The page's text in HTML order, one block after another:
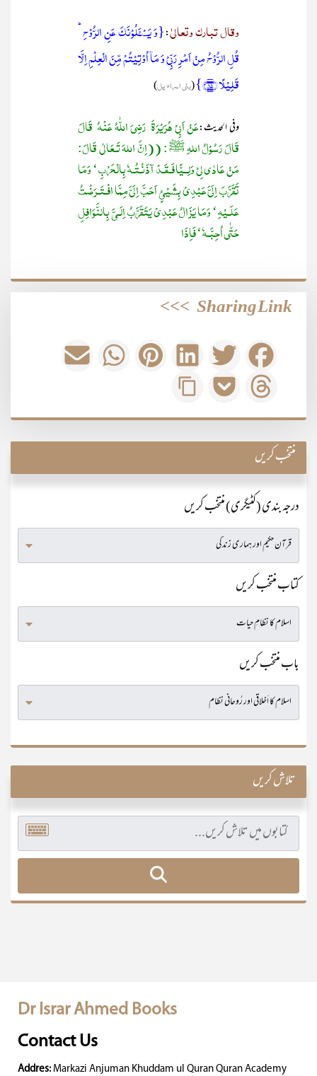
وقال تبارک وتعالیٰ:{وَ یَسۡـَٔلُوۡنَکَ عَنِ الرُّوۡحِ ؕ
قُلِ الرُّوۡحُ مِنۡ اَمۡرِ رَبِّیۡ وَ مَاۤ اُوۡتِیۡتُمۡ مِّنَ الۡعِلۡمِ اِلَّا
قَلِیۡلًا ﴿۸۵﴾}
(بنی اسراء یل)
وفی الحدیث:عَنْ اَبِیْ ھُرَیْرَۃَ رَضِيَ اللّٰهُ عَنْهُ قَالَ
قَالَ رَسُوْلُ اللہِ ﷺ : ((اِنَّ اللہَ تَـعَالٰی قَالَ:
مَنْ عَادٰی لِیْ وَلِــیًّا فَـقَـدْ آذَنْـتُـہٗ بِالْحَرْبِ‘ وَمَا
تَقَرَّبَ اِلَیَّ عَبْدِیْ بِشَیْئٍ اَحَبَّ اِلَیَّ مِمَّا افْـتَـرَضْتُ
عَلَـیْہِ‘ وَمَا یَزَالُ عَبْدِیْ یَتَقَرَّبُ اِلَـیَّ بِالنَّوَافِلِ
حَتّٰی اُحِبَّـہٗ‘ فَاِذَا
Sharing Link
>>>
منتخب کریں
درجہ بندی (کٹیگری) منتخب کریں
کتاب منتخب کریں
باب منتخب کریں
تلاش کریں
Dr Israr Ahmed Books
Contact Us
Addres: Markazi Anjuman Khuddam ul Quran Quran Academy